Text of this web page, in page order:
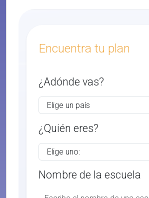
Encuentra tu plan
¿Adónde vas?
¿Quién eres?
Nombre de la escuela